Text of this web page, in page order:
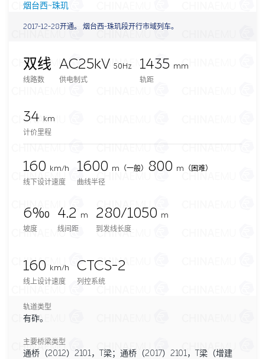
烟台西~珠玑
2017-12-28开通。 烟台西-珠玑段开行市域列车。
双线
线路数
AC25kV 50Hz
供电制式
1435 mm
轨距
34
km
计价里程
160
km/h
线下设计速度
1600 m （一般） 800 m（困难）
曲线半径
6‰
坡度
4.2
m
线间距
280/1050 m
到发线长度
160
km/h
线上设计速度
CTCS-2
列控系统
轨道类型
有砟。
主要桥梁类型
通桥（2012）2101，T梁；通桥（2017）2101，T梁（增建